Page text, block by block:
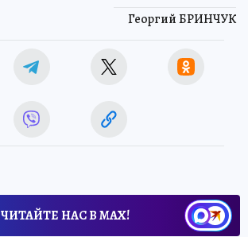
Георгий БРИНЧУК
ЧИТАЙТЕ НАС В МАХ!